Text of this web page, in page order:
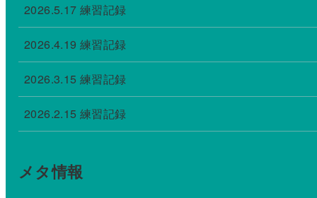
2026.5.17 練習記録
2026.4.19 練習記録
2026.3.15 練習記録
2026.2.15 練習記録
メタ情報